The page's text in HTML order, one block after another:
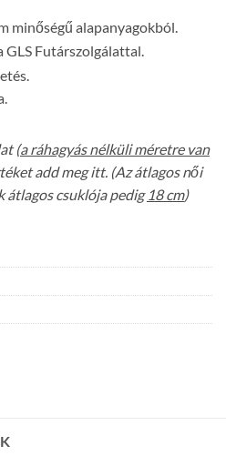
minőségű alapanyagokból.
GLS Futárszolgálattal.
(a ráhagyás nélküli méretre van
add meg itt. (Az átlagos női
átlagos csuklója pedig 18 cm)